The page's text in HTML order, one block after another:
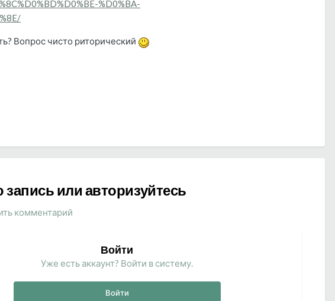
%D0%BA-
Вопрос чисто риторический
или авторизуйтесь
комментарий
Войти
Уже есть аккаунт? Войти в систему.
Войти